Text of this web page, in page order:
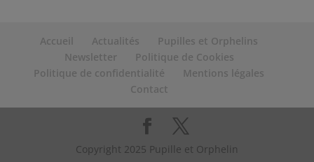
Accueil Actualités
Pupilles et Orphelins
Newsletter
Politique de Cookies
Politique de confidentialité
Mentions légales
Contact
Copyright 2025 Pupille et Orphelin